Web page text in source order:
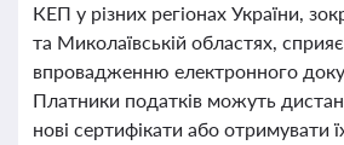
КЕП у різних регіонах України,
та Миколаївській областях,
впровадженню електронного
Платники податків можуть
нові сертифікати або отримувати